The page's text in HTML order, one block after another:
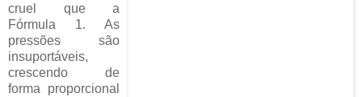
cruel que a
Fórmula 1. As
pressões são
insuportáveis,
crescendo de
forma proporcional